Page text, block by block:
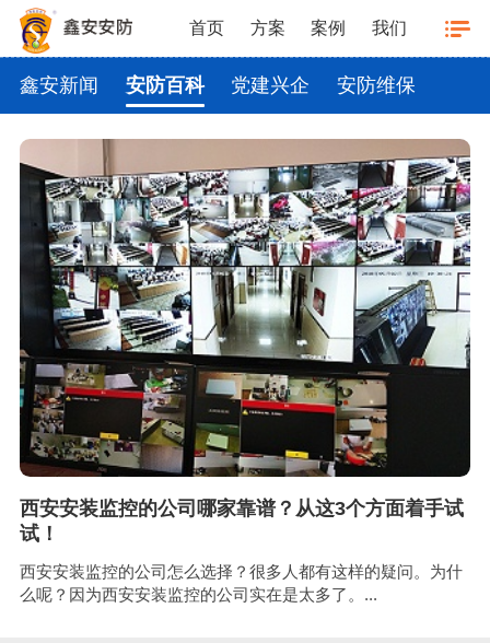
首页 方案 案例 我们
鑫安新闻 安防百科 党建兴企 安防维保
西安安装监控的公司哪家靠谱？从这3个方面着手试
试！
西安安装监控的公司怎么选择？很多人都有这样的疑问。为什
么呢？因为西安安装监控的公司实在是太多了。...